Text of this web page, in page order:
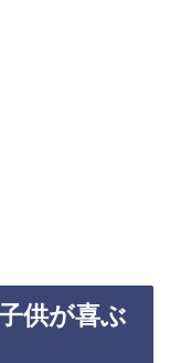
供が喜ぶ